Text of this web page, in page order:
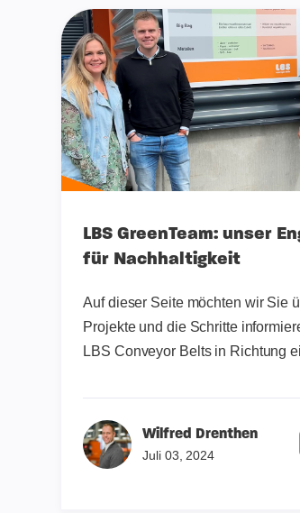
LBS GreenTeam: unser
für Nachhaltigkeit
Auf dieser Seite möchten wir Sie
Projekte und die Schritte
LBS Conveyor Belts in Richtung
Wilfred Drenthen
Juli 03, 2024